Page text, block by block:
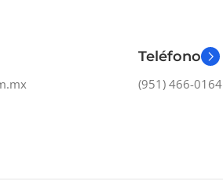
Teléfono
(951) 466-0164